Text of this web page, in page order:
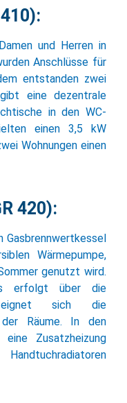
und Herren in
Anschlüsse für
entstanden zwei
eine dezentrale
in den WC-
einen 3,5 kW
Wohnungen einen
420):
Gasbrennwertkessel
Wärmepumpe,
genutzt wird.
erfolgt über die
eignet sich die
der Räume. In den
Zusatzheizung